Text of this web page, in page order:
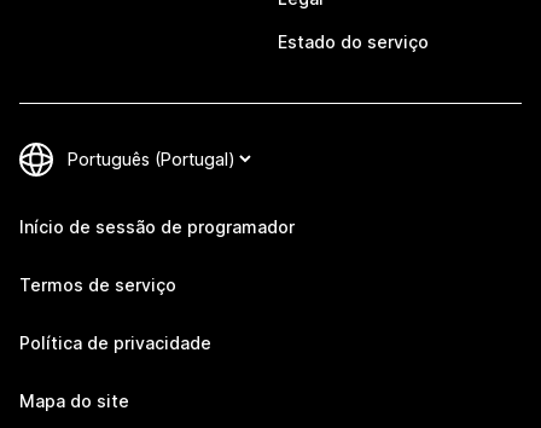
Estado do serviço
Início de sessão de programador
Termos de serviço
Política de privacidade
Mapa do site